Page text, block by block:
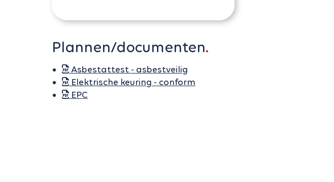
Plannen/documenten
Asbestattest - asbestveilig
Elektrische keuring - conform
EPC